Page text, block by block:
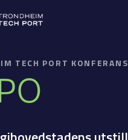
TECH PORT